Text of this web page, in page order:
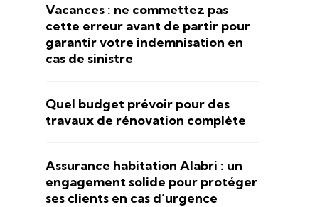
Vacances : ne commettez pas
cette erreur avant de partir pour
garantir votre indemnisation en
cas de sinistre
Quel budget prévoir pour des
travaux de rénovation complète
Assurance habitation Alabri : un
engagement solide pour protéger
ses clients en cas d’urgence